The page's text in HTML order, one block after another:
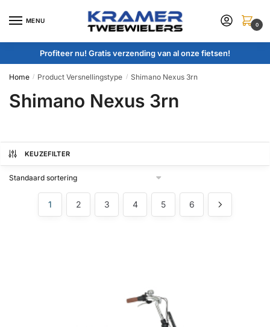
MENU
0
Profiteer nu! Gratis verzending van al onze fietsen!
Home / Product Versnellingstype / Shimano Nexus 3rn
Shimano Nexus 3rn
KEUZEFILTER
1 2 3 4 5 6